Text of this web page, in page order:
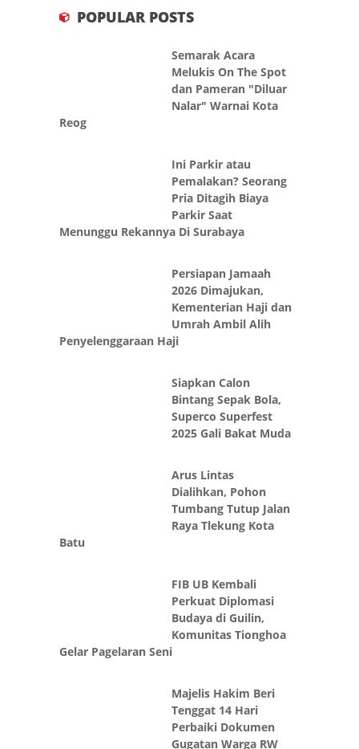
POPULAR POSTS
Semarak Acara
Melukis On The Spot
dan Pameran "Diluar
Nalar" Warnai Kota
Reog
Ini Parkir atau
Pemalakan? Seorang
Pria Ditagih Biaya
Parkir Saat
Menunggu Rekannya Di Surabaya
Persiapan Jamaah
2026 Dimajukan,
Kementerian Haji dan
Umrah Ambil Alih
Penyelenggaraan Haji
Siapkan Calon
Bintang Sepak Bola,
Superco Superfest
2025 Gali Bakat Muda
Arus Lintas
Dialihkan, Pohon
Tumbang Tutup Jalan
Raya Tlekung Kota
Batu
FIB UB Kembali
Perkuat Diplomasi
Budaya di Guilin,
Komunitas Tionghoa
Gelar Pagelaran Seni
Majelis Hakim Beri
Tenggat 14 Hari
Perbaiki Dokumen
Gugatan Warga RW